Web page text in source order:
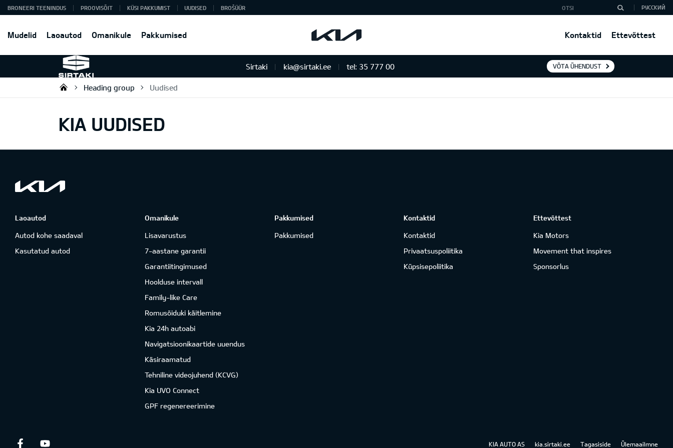
Mudelid Laoautod Omanikule Pakkumised Kontaktid Ettevõttest
BRONEERI TEENINDUS PROOVISÕIT KÜSI PAKKUMIST UUDISED BROŠÜÜR РУССКИЙ
Sirtaki kia@sirtaki.ee tel: 35 777 00 VÕTA ÜHENDUST
Sirtaki OÜ
Heading group Uudised
KIA UUDISED
Laoautod
Autod kohe saadaval
Kasutatud autod
Omanikule
Lisavarustus
7-aastane garantii
Garantiitingimused
Hoolduse intervall
Family-like Care
Romusõiduki käitlemine
Kia 24h autoabi
Navigatsioonikaartide uuendus
Käsiraamatud
Tehniline videojuhend (KCVG)
Kia UVO Connect
GPF regenereerimine
Pakkumised
Pakkumised
Kontaktid
Kontaktid
Privaatsuspoliitika
Küpsisepoliitika
Ettevõttest
Kia Motors
Movement that inspires
Sponsorlus
Facebook KIA AUTO AS kia.sirtaki.ee Tagasiside Ülemaailmne